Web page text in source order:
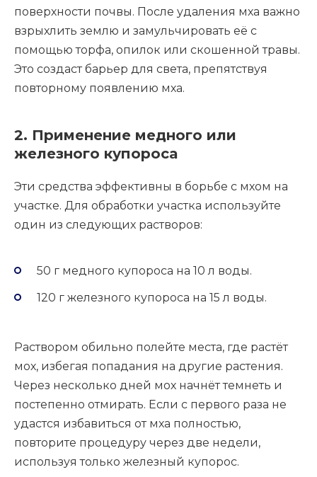
поверхности почвы. После удаления мха важно
взрыхлить землю и замульчировать её с
помощью торфа, опилок или скошенной травы.
Это создаст барьер для света, препятствуя
повторному появлению мха.
2. Применение медного или
железного купороса
Эти средства эффективны в борьбе с мхом на
участке. Для обработки участка используйте
один из следующих растворов:
50 г медного купороса на 10 л воды.
120 г железного купороса на 15 л воды.
Раствором обильно полейте места, где растёт
мох, избегая попадания на другие растения.
Через несколько дней мох начнёт темнеть и
постепенно отмирать. Если с первого раза не
удастся избавиться от мха полностью,
повторите процедуру через две недели,
используя только железный купорос.